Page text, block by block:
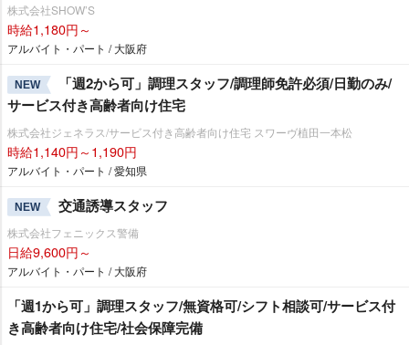
株式会社SHOW’S
時給1,180円～
アルバイト・パート / 大阪府
NEW
「週2から可」調理スタッフ/調理師免許必須/日勤のみ/
サービス付き高齢者向け住宅
株式会社ジェネラス/サービス付き高齢者向け住宅 スワーヴ植田一本松
時給1,140円～1,190円
アルバイト・パート / 愛知県
NEW 交通誘導スタッフ
株式会社フェニックス警備
日給9,600円～
アルバイト・パート / 大阪府
「週1から可」調理スタッフ/無資格可/シフト相談可/サービス付
き高齢者向け住宅/社会保障完備